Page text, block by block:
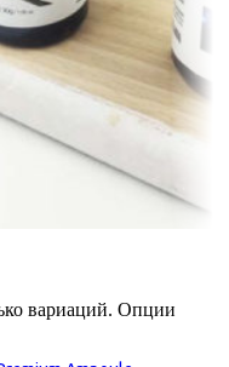
вариаций. Опции